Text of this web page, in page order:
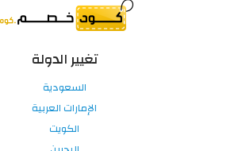
تغيير الدولة
السعودية
الإمارات العربية
الكويت